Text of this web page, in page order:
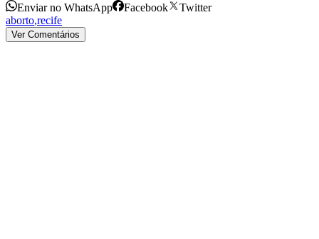
Enviar no WhatsApp Facebook
Twitter
aborto,recife
Ver Comentários